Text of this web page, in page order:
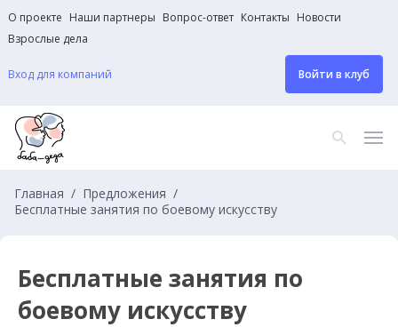
О проекте Наши партнеры Вопрос-ответ Контакты Новости
Взрослые дела
Вход для компаний Войти в клуб
Главная
Предложения
Бесплатные занятия по боевому искусству
Бесплатные занятия по
боевому искусству